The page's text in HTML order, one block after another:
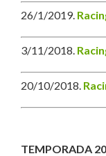
26/1/2019.
3/11/2018.
20/10/2018.
TEMPORADA